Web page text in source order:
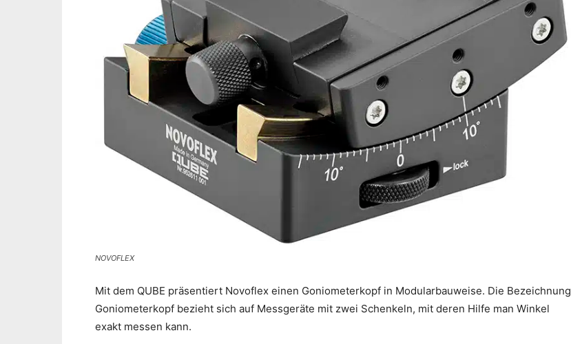
NOVOFLEX
Mit dem QUBE präsentiert Novoflex einen Goniometerkopf in Modularbauweise. Die Bezeichnung
Goniometerkopf bezieht sich auf Messgeräte mit zwei Schenkeln, mit deren Hilfe man Winkel
exakt messen kann.